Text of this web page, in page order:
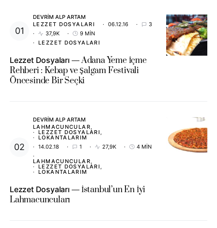
DEVRIM ALP ARTAM
LEZZET DOSYALARI
06.12.16
3
37,9K
9 MIN
LEZZET DOSYALARI
Lezzet Dosyaları
Adana Yeme İçme
Rehberi : Kebap ve Şalgam Festivali
Öncesinde Bir Seçki
DEVRIM ALP ARTAM
LAHMACUNCULAR
LEZZET DOSYALARI
LOKANTALARIM
14.02.18
1 27,9K 4 MIN
LAHMACUNCULAR
LEZZET DOSYALARI
LOKANTALARIM
Lezzet Dosyaları
İstanbul’un En İyi
Lahmacuncuları